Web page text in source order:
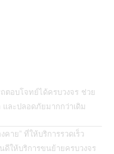
ตอบโจทย์ได้ครบวงจร ช่วย
ละปลอดภัยมากกว่าเดิม
าย” ที่ให้บริการรวดเร็ว
ดีให้บริการขนย้ายครบวงจร